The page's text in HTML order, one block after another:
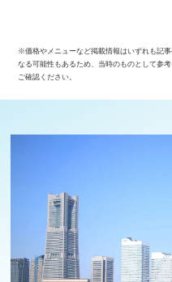
※価格やメニューなど掲載情報はいずれも記
なる可能性もあるため、当時のものとして参
ご確認ください。